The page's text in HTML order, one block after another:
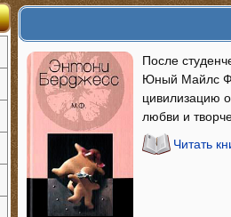
После
Юный Майлс
цивилизацию
любви и
Читать